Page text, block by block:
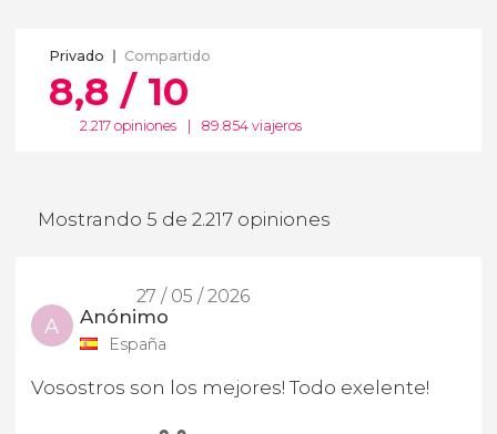
Privado Compartido
8,8 / 10
2.217 opiniones 89.854 viajeros
Mostrando 5 de 2.217 opiniones
27 / 05 / 2026
A Anónimo
España
Vosostros son los mejores! Todo exelente!